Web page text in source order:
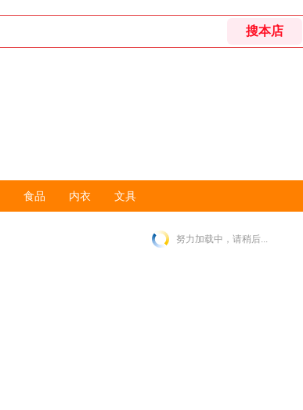
食品 内衣 文具
努力加载中，请稍后...